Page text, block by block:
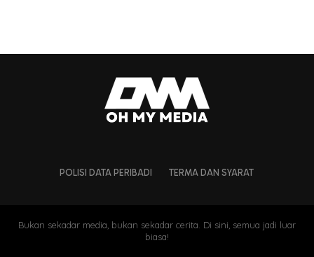
POLISI DATA PERIBADI TERMA DAN SYARAT
Bukan sekadar media, bukan sekadar cerita. Di sini, semua jadi luar
biasa!